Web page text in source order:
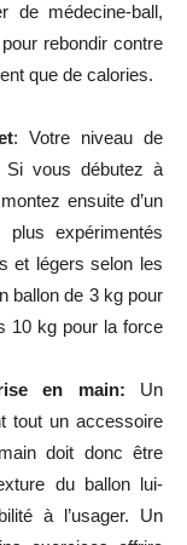
de médecine-ball,
rebondir contre
que de calories.
: Votre niveau de
Si vous débutez à
ensuite d’un
expérimentés
et légers selon les
ballon de 3 kg pour
10 kg pour la force
en main: Un
tout un accessoire
doit donc être
du ballon lui-
à l’usager. Un